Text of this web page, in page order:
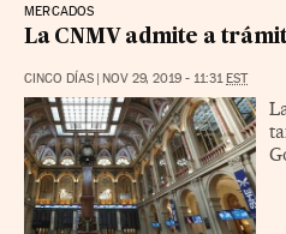
MERCADOS
La CNMV admite a
CINCO DÍAS | NOV 29, 2019 - 11:31 EST